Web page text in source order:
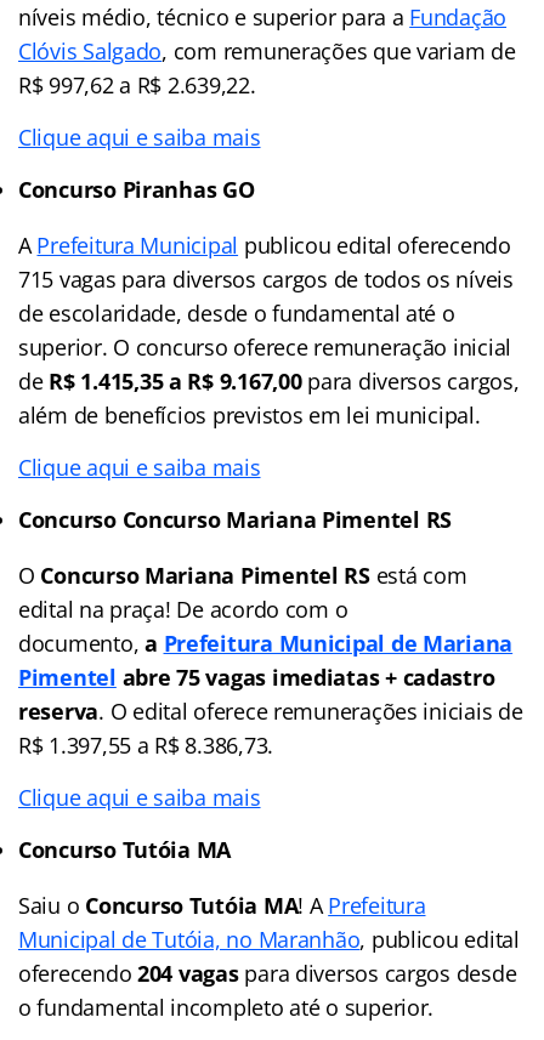
níveis médio, técnico e superior para a Fundação
Clóvis Salgado, com remunerações que variam de
R$ 997,62 a R$ 2.639,22.
Clique aqui e saiba mais
Concurso Piranhas GO
APrefeitura Municipal publicou edital oferecendo
715 vagas para diversos cargos de todos os níveis
de escolaridade, desde o fundamental até o
superior. O concurso oferece remuneração inicial
de R$ 1.415,35 a R$ 9.167,00para diversos cargos,
além de benefícios previstos em lei municipal.
Clique aqui e saiba mais
Concurso Concurso Mariana Pimentel RS
O Concurso Mariana Pimentel RSestá com
edital na praça! De acordo com o
documento,a Prefeitura Municipal de Mariana
Pimentel abre 75 vagas imediatas+ cadastro
reserva. O edital oferece remunerações iniciais de
R$ 1.397,55 a R$ 8.386,73.
Clique aqui e saiba mais
Concurso Tutóia MA
Saiu o Concurso Tutóia MA! APrefeitura
Municipal de Tutóia, no Maranhão, publicou edital
oferecendo204 vagaspara diversos cargos desde
o fundamental incompleto até o superior.